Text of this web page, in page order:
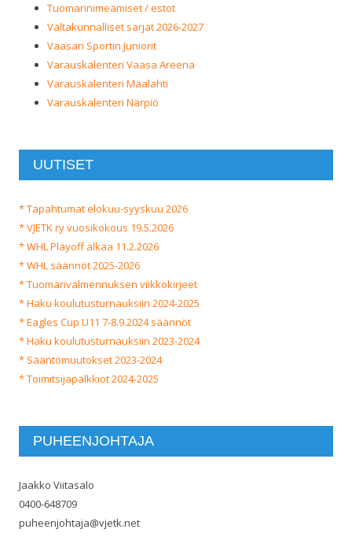
Tuomarinimeämiset / estot
Valtakunnalliset sarjat 2026-2027
Vaasan Sportin Juniorit
Varauskalenteri Vaasa Areena
Varauskalenteri Maalahti
Varauskalenteri Närpiö
UUTISET
* Tapahtumat elokuu-syyskuu 2026
* VJETK ry vuosikokous 19.5.2026
* WHL Playoff alkaa 11.2.2026
* WHL säännöt 2025-2026
* Tuomarivalmennuksen viikkokirjeet
* Haku koulutusturnauksiin 2024-2025
* Eagles Cup U11 7-8.9.2024 säännöt
* Haku koulutusturnauksiin 2023-2024
* Sääntömuutokset 2023-2024
* Toimitsijapalkkiot 2024-2025
PUHEENJOHTAJA
Jaakko Viitasalo
0400-648709
puheenjohtaja@vjetk.net